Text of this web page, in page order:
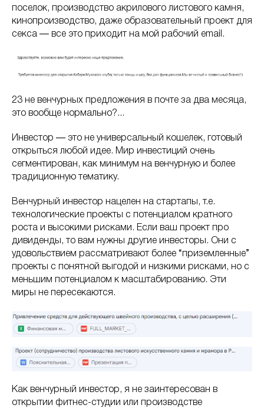
поселок, производство акрилового листового камня,
кинопроизводство, даже образовательный проект для
секса ― все это приходит на мой рабочий email.
23 не венчурных предложения в почте за два месяца,
это вообще нормально?...
Инвестор ― это не универсальный кошелек, готовый
открыться любой идее. Мир инвестиций очень
сегментирован, как минимум на венчурную и более
традиционную тематику.
Венчурный инвестор нацелен на стартапы, т.е.
технологические проекты с потенциалом кратного
роста и высокими рисками. Если ваш проект про
дивиденды, то вам нужны другие инвесторы. Они с
удовольствием рассматривают более “приземленные”
проекты с понятной выгодой и низкими рисками, но с
меньшим потенциалом к масштабированию. Эти
миры не пересекаются.
Как венчурный инвестор, я не заинтересован в
открытии фитнес-студии или производстве